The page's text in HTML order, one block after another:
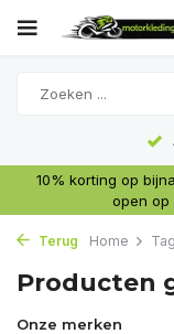
10% korting op
open op
Terug Home
Producten
Onze merken